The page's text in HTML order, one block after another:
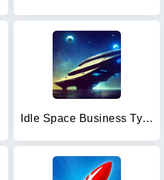
Idle Space Business Tycoon